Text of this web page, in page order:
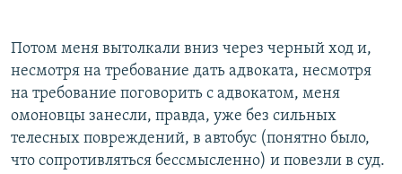
Потом меня вытолкали вниз через черный ход и,
несмотря на требование дать адвоката, несмотря
на требование поговорить с адвокатом, меня
омоновцы занесли, правда, уже без сильных
телесных повреждений, в автобус (понятно было,
что сопротивляться бессмысленно) и повезли в суд.